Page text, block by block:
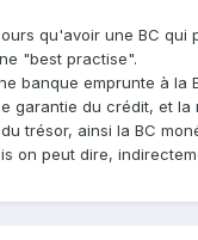
qu'avoir une BC qui
"best practise".
banque emprunte à la
garantie du crédit, et la
trésor, ainsi la BC
on peut dire,